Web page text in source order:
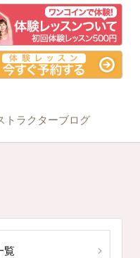
トラクターブログ
覧